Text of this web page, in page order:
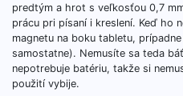
predtým a hrot s veľkosťou 0,7
prácu pri písaní i kreslení. Keď ho
magnetu na boku tabletu,
samostatne). Nemusíte sa teda
nepotrebuje batériu, takže si
použití vybije.